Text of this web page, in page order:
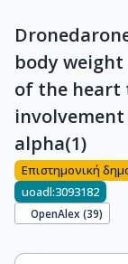
body
of the heart
alpha(1)
Επιστημονική
uoadl:3093182
OpenAlex (39)